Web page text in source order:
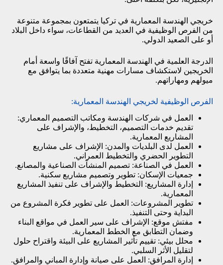
خريجي الهندسة المعمارية في تركيا يتمتعون بمجموعة متنوعة
من الفرص الوظيفية في العديد من القطاعات، سواء داخل البلاد
أو على الصعيد الدولي.
الدرجة العلمية في الهندسة المعمارية تفتح آفاقًا واسعة أمام
الخريجين لاستكشاف مسارات مهنية متعددة بما يتوافق مع
ميولهم ومهاراتهم.
الفرص الوظيفية لخريجي الهندسة المعمارية:
العمل في شركات الهندسة ومكاتب التصميم المعماري:
تقديم خدمات التصميم، التخطيط، والإشراف على
المشاريع المعمارية.
العمل لدى البلديات والمدن: الإشراف على مشاريع
التطوير الحضري والتخطيط العمراني.
العمل في الصناعة: تصميم المنشآت الصناعية والمصانع.
جمعيات الإسكان: تطوير وتصميم مشاريع سكنية.
إدارة المشاريع: التخطيط والإشراف على تنفيذ المشاريع
المعمارية.
تطوير المشروعات: العمل على تطوير فكرة المشروع من
البداية وحتى التنفيذ.
مفتش موقع: الإشراف على سير العمل في مواقع البناء
وضمان التطابق مع الخطط المعمارية.
محلل بيئي: تقييم تأثير المشاريع على البيئة واقتراح حلول
لتقليل الأثر السلبي.
إدارة المرافق: العمل على صيانة وإدارة المباني والمرافق.